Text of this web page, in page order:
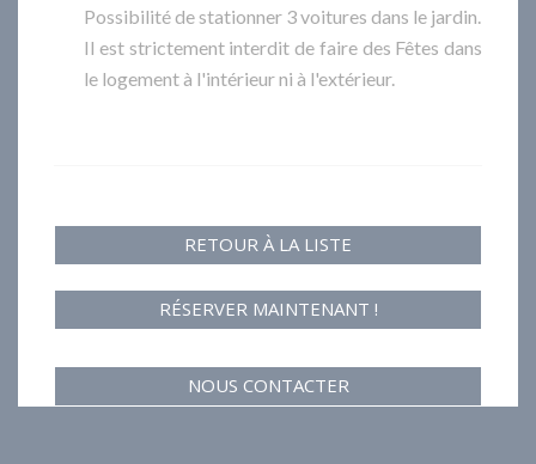
Possibilité de stationner 3 voitures dans le jardin.
Il est strictement interdit de faire des Fêtes dans
le logement à l'intérieur ni à l'extérieur.
RETOUR À LA LISTE
RÉSERVER MAINTENANT !
NOUS CONTACTER